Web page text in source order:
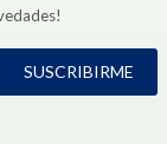
SUSCRIBIRME